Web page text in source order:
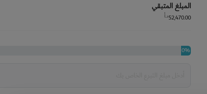
المبلغ المتبقي
52,470.00د.أ
0%